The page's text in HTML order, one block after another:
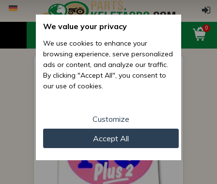
0
Aufkleber NG plus 2 für
Monosem-Sämaschinen
We value your privacy
We use cookies to enhance your
browsing experience, serve personalized
ads or content, and analyze our traffic.
By clicking "Accept All", you consent to
our use of cookies.
Customize
Accept All